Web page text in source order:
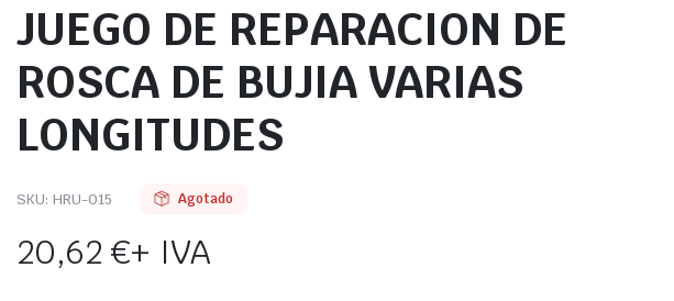
JUEGO DE REPARACION DE
ROSCA DE BUJIA VARIAS
LONGITUDES
SKU: HRU-015 Agotado
20,62€+ IVA